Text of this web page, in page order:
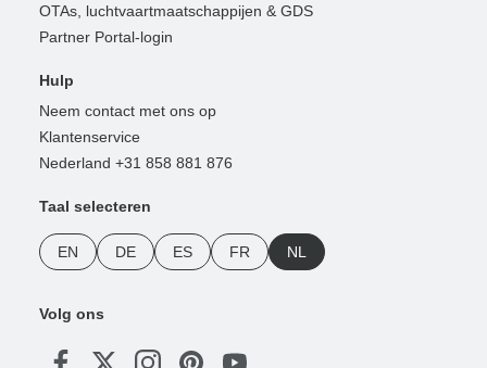
OTAs, luchtvaartmaatschappijen & GDS
Partner Portal-login
Hulp
Neem contact met ons op
Klantenservice
Nederland +31 858 881 876
Taal selecteren
EN DE ES FR NL
Volg ons